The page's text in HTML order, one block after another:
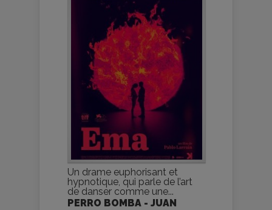
Un drame euphorisant et
hypnotique, qui parle de l’art
de danser comme une...
PERRO BOMBA - JUAN